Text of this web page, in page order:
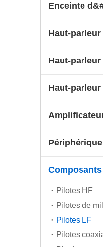
Haut-parleur
Haut-
Haut-parleur
Composants
Pilotes HF
Pilotes de
Pilotes LF
Pilotes